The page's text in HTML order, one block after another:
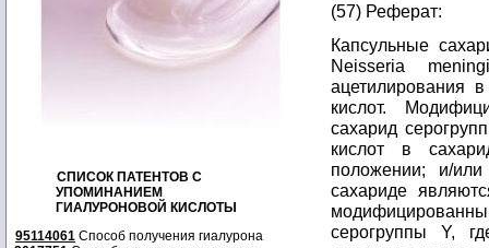
СПИСОК ПАТЕНТОВ С
УПОМИНАНИЕМ
ГИАЛУРОНОВОЙ КИСЛОТЫ
95114061 Способ получения гиалурона
(57) Реферат:
Капсульные
Neisseria
ацетилирования
кислот.
сахарид
кислот в
положении; и/
сахариде
серогруппы Y,